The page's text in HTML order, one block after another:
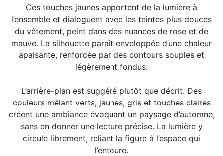
Ces touches jaunes apportent de la lumière à
l’ensemble et dialoguent avec les teintes plus douces
du vêtement, peint dans des nuances de rose et de
mauve. La silhouette paraît enveloppée d’une chaleur
apaisante, renforcée par des contours souples et
légèrement fondus.
L’arrière-plan est suggéré plutôt que décrit. Des
couleurs mêlant verts, jaunes, gris et touches claires
créent une ambiance évoquant un paysage d’automne,
sans en donner une lecture précise. La lumière y
circule librement, reliant la figure à l’espace qui
l’entoure.